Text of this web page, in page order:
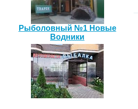
Рыболовный №1 Новые
Водники